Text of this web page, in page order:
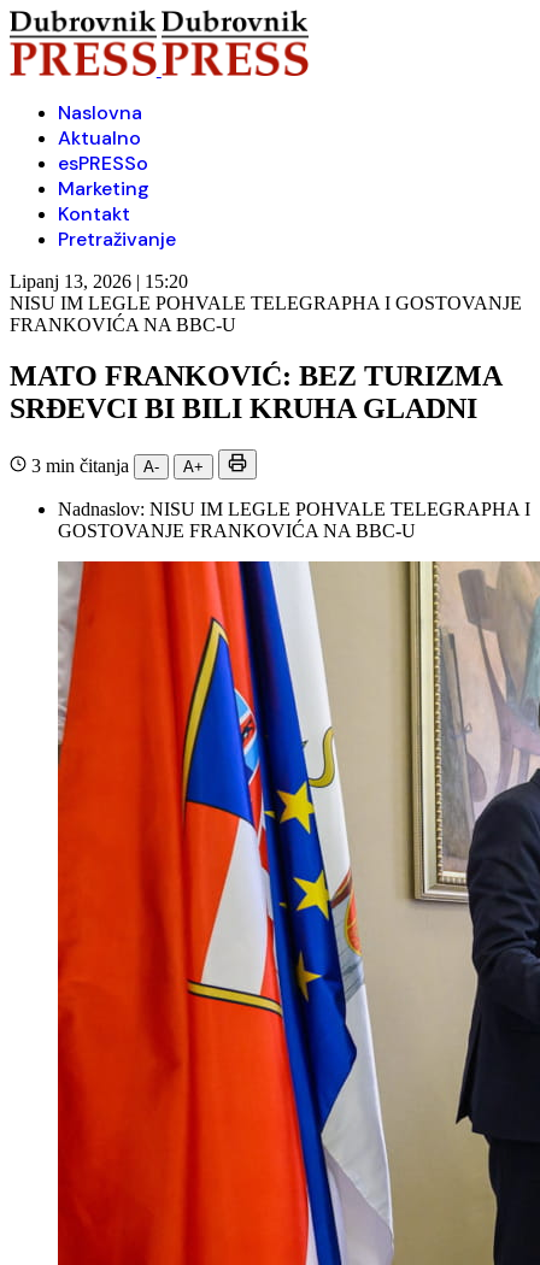
Naslovna
Aktualno
esPRESSo
Marketing
Kontakt
Pretraživanje
Lipanj 13, 2026 | 15:20
NISU IM LEGLE POHVALE TELEGRAPHA I GOSTOVANJE
FRANKOVIĆA NA BBC-U
MATO FRANKOVIĆ: BEZ TURIZMA
SRĐEVCI BI BILI KRUHA GLADNI
3 min čitanja A- A+
Nadnaslov: NISU IM LEGLE POHVALE TELEGRAPHA I
GOSTOVANJE FRANKOVIĆA NA BBC-U